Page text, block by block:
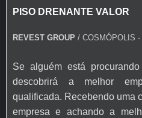
PISO DRENANTE VALOR
REVEST GROUP / COSMÓPOLIS -
Se alguém está
descobrirá a melhor
qualificada. Recebendo uma
empresa e achando a